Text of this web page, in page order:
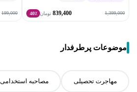
1,399,000
839,400 تومان 40٪ 199,000
موضوعات پرطرفدار
مهاجرت تحصیلی مصاحبه استخدامی